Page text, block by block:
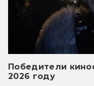
Победители
2026 году